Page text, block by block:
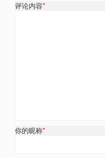
评论内容*
你的昵称*